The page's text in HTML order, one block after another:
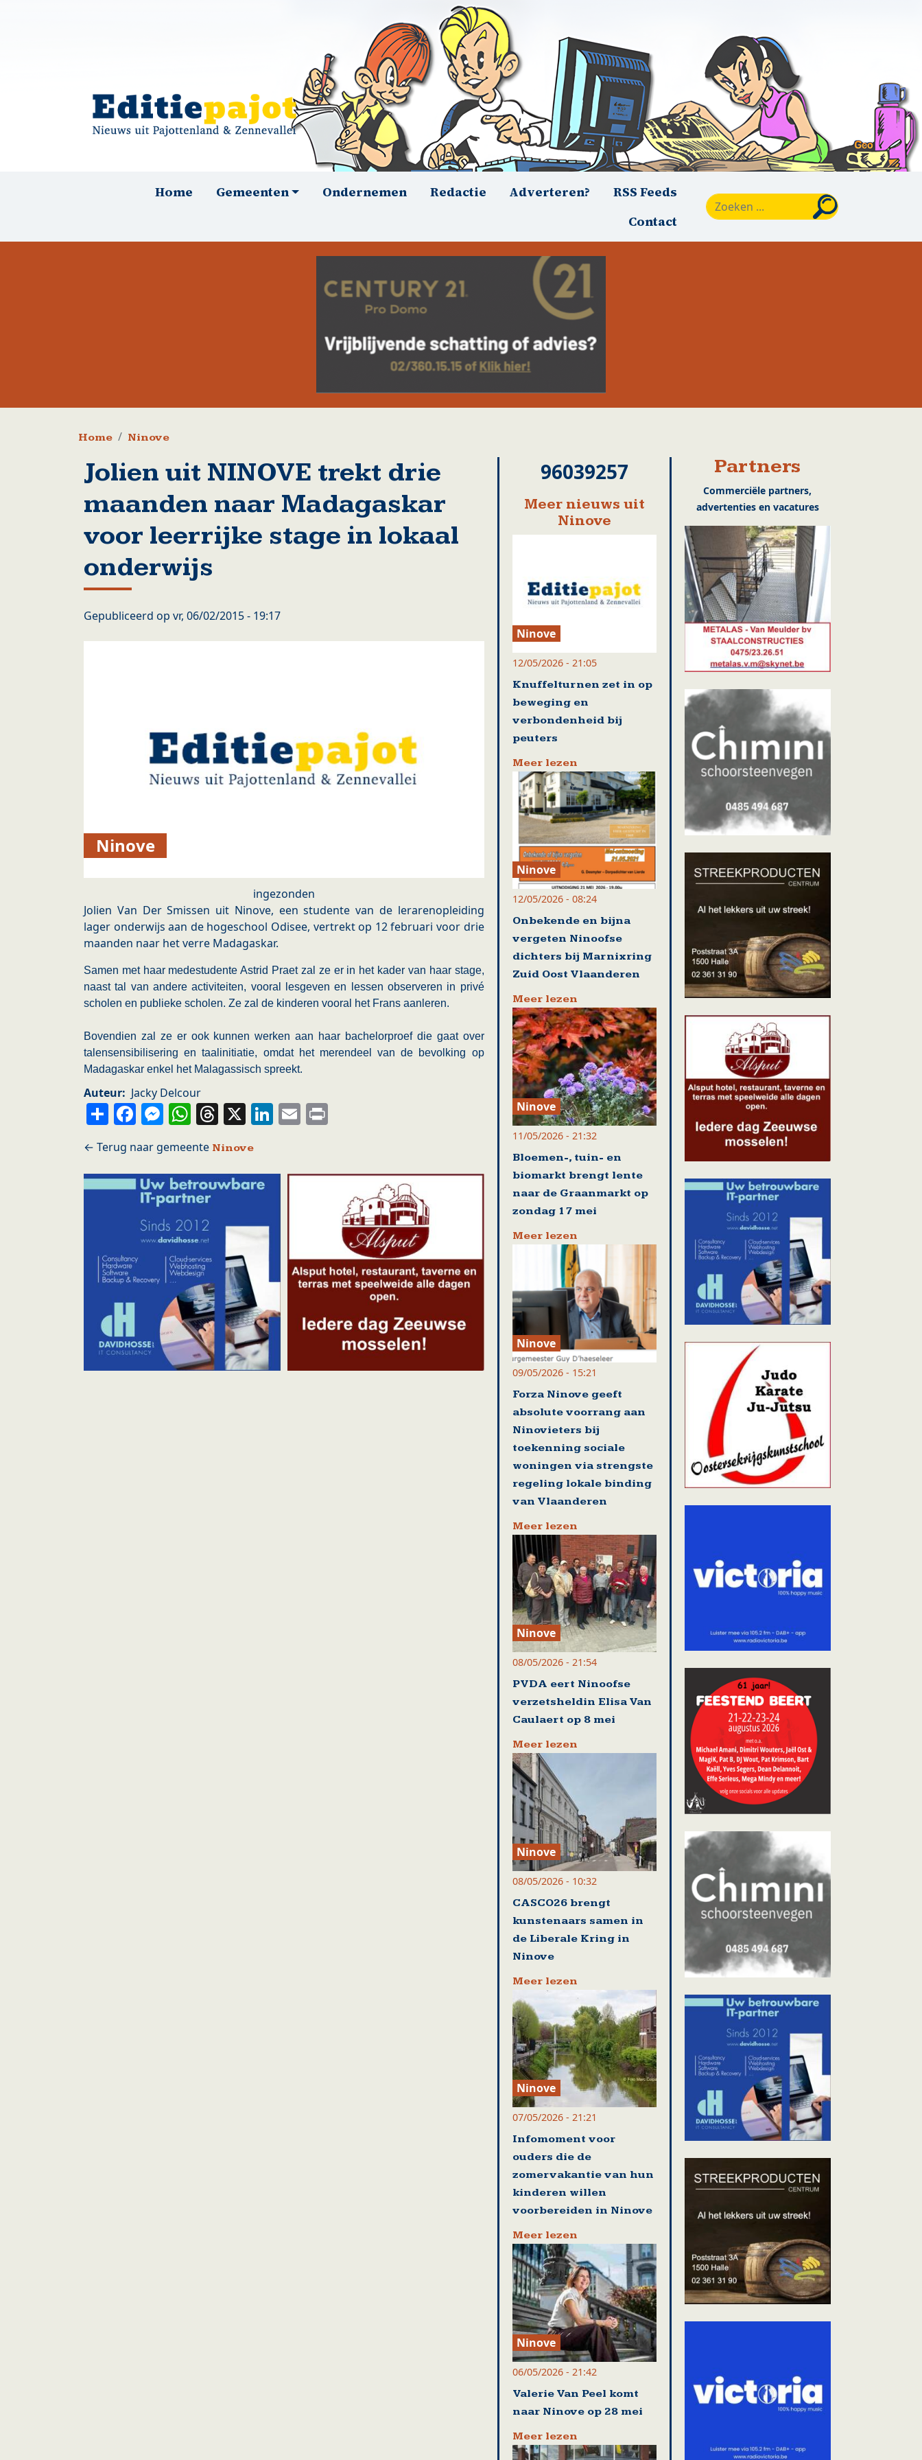
HoofdnavigatieHome Gemeenten Ondernemen Redactie Adverteren?
RSS Feeds
Contact
Kruimelpad
Home Ninove
Jolien uit NINOVE trekt drie
maanden naar Madagaskar
voor leerrijke stage in lokaal
onderwijs
Gepubliceerd op vr, 06/02/2015 - 19:17
Ninove
ingezonden
Jolien Van Der Smissen uit Ninove, een studente van de lerarenopleiding
lager onderwijs aan de hogeschool Odisee, vertrekt op 12 februari voor drie
maanden naar het verre Madagaskar.
Samen met haar medestudente Astrid Praet zal ze er in het kader van haar stage,
naast tal van andere activiteiten, vooral lesgeven en lessen observeren in privé
scholen en publieke scholen. Ze zal de kinderen vooral het Frans aanleren.
Bovendien zal ze er ook kunnen werken aan haar bachelorproef die gaat over
talensensibilisering en taalinitiatie, omdat het merendeel van de bevolking op
Madagaskar enkel het Malagassisch spreekt.
Auteur Jacky Delcour
ShareFacebook
Messenger
WhatsApp
Threads
X LinkedIn
Email
Ninove
96039257
Meer nieuws uit
Ninove
Ninove
12/05/2026 - 21:05
Knuffelturnen zet in op
beweging en
verbondenheid bij
peuters
Meer lezen
Ninove
12/05/2026 - 08:24
Onbekende en bijna
vergeten Ninoofse
dichters bij Marnixring
Zuid Oost Vlaanderen
Meer lezen
Ninove
11/05/2026 - 21:32
Bloemen-, tuin- en
biomarkt brengt lente
naar de Graanmarkt op
zondag 17 mei
Meer lezen
Ninove
09/05/2026 - 15:21
Forza Ninove geeft
absolute voorrang aan
Ninovieters bij
toekenning sociale
woningen via strengste
regeling lokale binding
van Vlaanderen
Meer lezen
Ninove
08/05/2026 - 21:54
PVDA eert Ninoofse
verzetsheldin Elisa Van
Caulaert op 8 mei
Meer lezen
Ninove
08/05/2026 - 10:32
CASCO26 brengt
kunstenaars samen in
de Liberale Kring in
Ninove
Meer lezen
Ninove
07/05/2026 - 21:21
Infomoment voor
ouders die de
zomervakantie van hun
kinderen willen
voorbereiden in Ninove
Meer lezen
Ninove
06/05/2026 - 21:42
Valerie Van Peel komt
naar Ninove op 28 mei
Meer lezen
Partners
Commerciële partners,
advertenties en vacatures